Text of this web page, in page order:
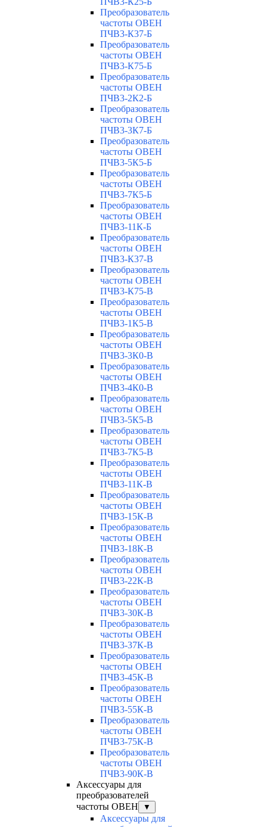
Преобразователь
частоты ОВЕН
ПЧВ3-К37-Б
Преобразователь
частоты ОВЕН
ПЧВ3-К75-Б
Преобразователь
частоты ОВЕН
ПЧВ3-2К2-Б
Преобразователь
частоты ОВЕН
ПЧВ3-3К7-Б
Преобразователь
частоты ОВЕН
ПЧВ3-5К5-Б
Преобразователь
частоты ОВЕН
ПЧВ3-7К5-Б
Преобразователь
частоты ОВЕН
ПЧВ3-11К-Б
Преобразователь
частоты ОВЕН
ПЧВ3-К37-В
Преобразователь
частоты ОВЕН
ПЧВ3-К75-В
Преобразователь
частоты ОВЕН
ПЧВ3-1К5-В
Преобразователь
частоты ОВЕН
ПЧВ3-3К0-В
Преобразователь
частоты ОВЕН
ПЧВ3-4К0-В
Преобразователь
частоты ОВЕН
ПЧВ3-5К5-В
Преобразователь
частоты ОВЕН
ПЧВ3-7К5-В
Преобразователь
частоты ОВЕН
ПЧВ3-11К-В
Преобразователь
частоты ОВЕН
ПЧВ3-15К-В
Преобразователь
частоты ОВЕН
ПЧВ3-18К-В
Преобразователь
частоты ОВЕН
ПЧВ3-22К-В
Преобразователь
частоты ОВЕН
ПЧВ3-30К-В
Преобразователь
частоты ОВЕН
ПЧВ3-37К-В
Преобразователь
частоты ОВЕН
ПЧВ3-45К-В
Преобразователь
частоты ОВЕН
ПЧВ3-55К-В
Преобразователь
частоты ОВЕН
ПЧВ3-75К-В
Преобразователь
частоты ОВЕН
ПЧВ3-90К-В
Аксессуары для
преобразователей
частоты ОВЕН
▼
Аксессуары для